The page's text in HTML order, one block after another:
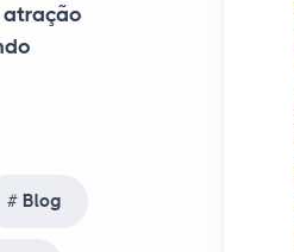
atração
Blog